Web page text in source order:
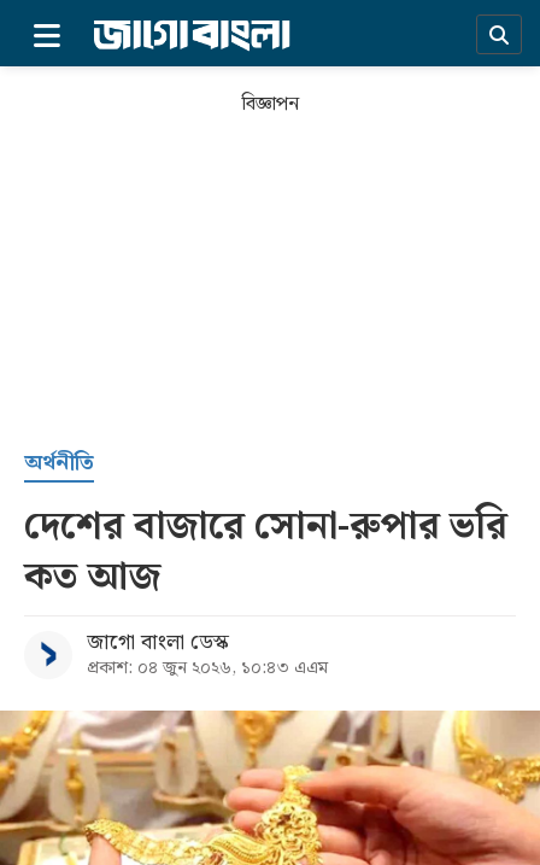
সর্বশেষ
বিভাগ
আর্কাইভ
কনভার্টার
বিজ্ঞাপন
অর্থনীতি
দেশের বাজারে সোনা-রুপার ভরি
কত আজ
জাগো বাংলা ডেস্ক
প্রকাশ: ০৪ জুন ২০২৬, ১০:৪৩ এএম